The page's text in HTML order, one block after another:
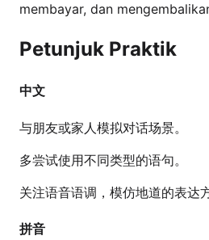
membayar, dan
Petunjuk Praktik
中文
与朋友或家人模拟对话场景。
多尝试使用不同类型的语句。
关注语音语调，模仿地道的表达
拼音